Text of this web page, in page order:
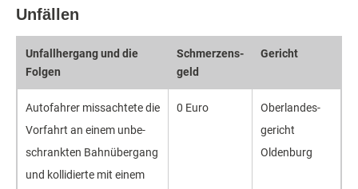
Unfällen
Unfall­hergang und die
Folgen
Schmerzens­
geld
Gericht
Autofahrer missachtete die
Vorfahrt an einem unbe­
schrankten Bahn­übergang
und kollidierte mit einem
0 Euro
Oberlandes­
gericht
Oldenburg